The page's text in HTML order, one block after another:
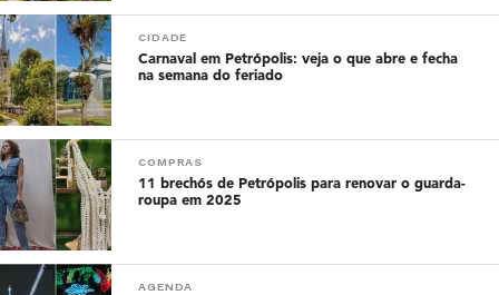
CIDADE
Carnaval em Petrópolis: veja o que abre e fecha
na semana do feriado
COMPRAS
11 brechós de Petrópolis para renovar o guarda-
roupa em 2025
AGENDA